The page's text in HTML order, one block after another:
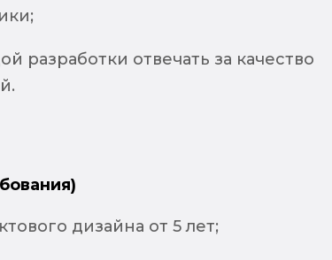
разработки отвечать за качество
дизайна от 5 лет;